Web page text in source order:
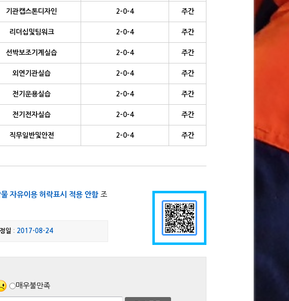
기관캡스톤디자인 2-0-4 주간
리더십및팀워크 2-0-4 주간
선박보조기계실습 2-0-4 주간
외연기관실습 2-0-4 주간
전기운용실습 2-0-4 주간
전기전자실습 2-0-4 주간
직무일반및안전 2-0-4 주간
자유이용 허락표시 적용 안함조
일 : 2017-08-24
매우불만족